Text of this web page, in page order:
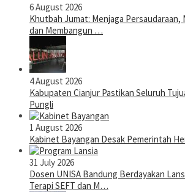
6 August 2026
Khutbah Jumat: Menjaga Persaudaraan,
dan Membangun …
4 August 2026
Kabupaten Cianjur Pastikan Seluruh
Pungli
1 August 2026
Kabinet Bayangan Desak Pemerintah
31 July 2026
Dosen UNISA Bandung Berdayakan
Terapi SEFT dan M…